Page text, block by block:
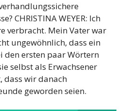
CHRISTINA WEYER: Ich
verbracht. Mein Vater war
ungewöhnlich, dass ein
den ersten paar Wörtern
selbst als Erwachsener
dass wir danach
geworden seien.